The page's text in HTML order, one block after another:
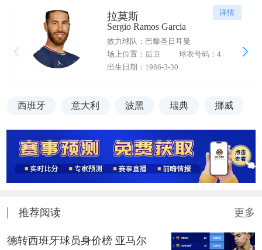
详情
拉莫斯
Sergio Ramos Garcia
效力球队：巴黎圣日耳曼
场上位置：后卫
球衣号码：4
出生日期：1986-3-30
西班牙 意大利 波黑 瑞典 挪威
推荐阅读 更多
德转西班牙球员身价榜 亚马尔